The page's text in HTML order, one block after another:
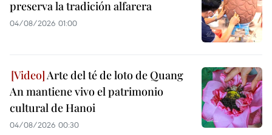
preserva la tradición alfarera
04/08/2026 01:00
Arte del té de loto de Quang
An mantiene vivo el patrimonio
cultural de Hanoi
04/08/2026 00:30